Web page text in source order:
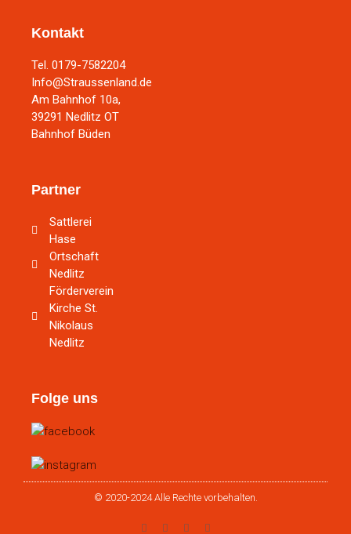
Kontakt
Tel. 0179-7582204
Info@Straussenland.de
Am Bahnhof 10a,
39291 Nedlitz OT
Bahnhof Büden
Partner
Sattlerei
Hase
Ortschaft
Nedlitz
Förderverein
Kirche St.
Nikolaus
Nedlitz
Folge uns
© 2020-2024 Alle Rechte vorbehalten.